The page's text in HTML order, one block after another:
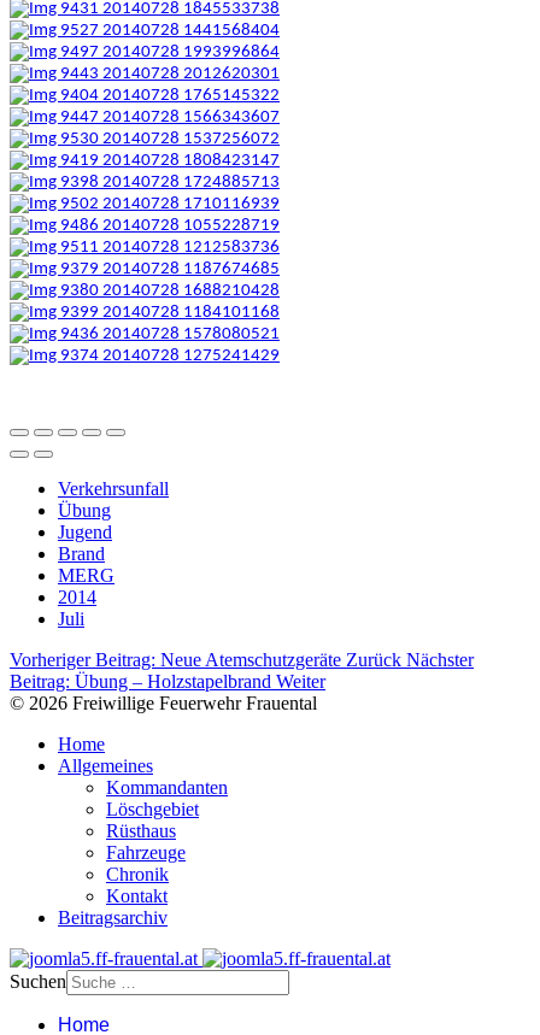
Verkehrsunfall
Übung
Jugend
Brand
MERG
2014
Juli
Vorheriger Beitrag: Neue Atemschutzgeräte Zurück Nächster
Beitrag: Übung – Holzstapelbrand Weiter
© 2026 Freiwillige Feuerwehr Frauental
Home
Allgemeines
Kommandanten
Löschgebiet
Rüsthaus
Fahrzeuge
Chronik
Kontakt
Beitragsarchiv
Suchen
Home